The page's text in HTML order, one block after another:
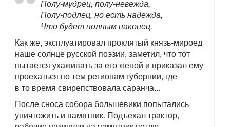
Полу-мудрец, полу-невежда,
Полу-подлец, но есть надежда,
Что будет полным наконец.
Как же, эксплуатировал проклятый князь-мироед
наше солнце русской поэзии, заметил, что тот
пытается ухаживать за его женой и приказал ему
проехаться по тем регионам губернии, где
в то время свирепствовала саранча...
После сноса собора большевики попытались
уничтожить и памятник. Подъехал трактор,